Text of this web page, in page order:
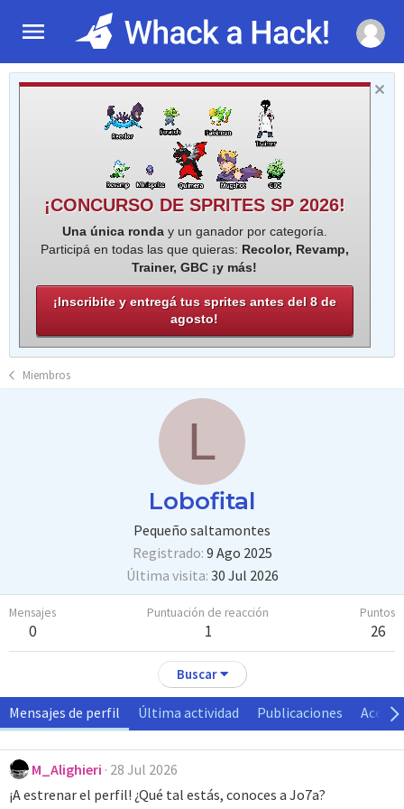
¡CONCURSO DE SPRITES SP 2026!
Una única ronday un ganador por categoría.
Participá en todas las que quieras: Recolor, Revamp,
Trainer, GBC ¡y más!
¡Inscribite y entregá tus sprites antes del 8 de
agosto!
Miembros
L
Lobofital
Pequeño saltamontes
Registrado 9 Ago 2025
Última visita 30 Jul 2026
Mensajes
0
Puntuación de reacción
1
Puntos
26
Buscar
Mensajes de perfil Última actividad Publicaciones Acerca
M_Alighieri 28 Jul 2026
¡A estrenar el perfil! ¿Qué tal estás, conoces a Jo7a?